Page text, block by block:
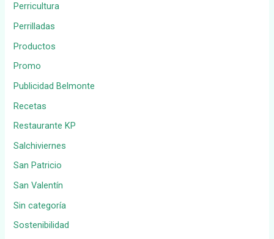
Perricultura
Perrilladas
Productos
Promo
Publicidad Belmonte
Recetas
Restaurante KP
Salchiviernes
San Patricio
San Valentín
Sin categoría
Sostenibilidad